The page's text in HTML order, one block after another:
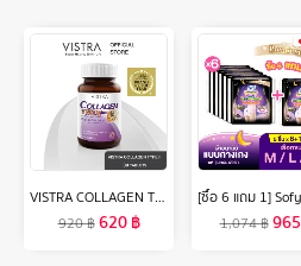
VISTRA COLLAGEN TYPE II (30 Caps) วิสทร้า คอลลาเจน ไทพ์ทู ( 30 เม็ด )
920฿620฿
1,074฿965